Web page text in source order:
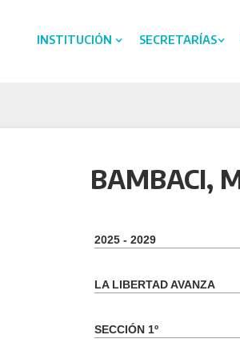
INSTITUCIÓN SECRETARÍAS
BAMBACI,
2025 - 2029
LA LIBERTAD AVANZA
SECCIÓN 1º